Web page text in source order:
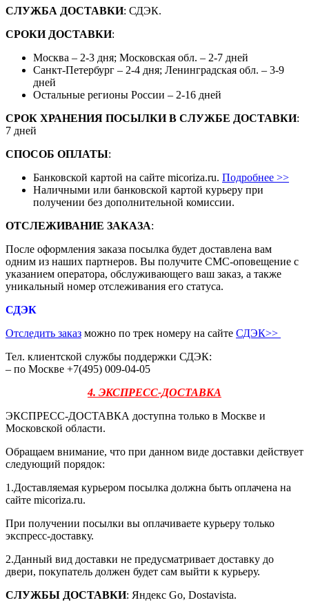
СЛУЖБА ДОСТАВКИ: СДЭК.
СРОКИ ДОСТАВКИ:
Москва – 2-3 дня; Московская обл. – 2-7 дней
Санкт-Петербург – 2-4 дня; Ленинградская обл. – 3-9
дней
Остальные регионы России – 2-16 дней
СРОК ХРАНЕНИЯ ПОСЫЛКИ В СЛУЖБЕ ДОСТАВКИ:
7 дней
СПОСОБ ОПЛАТЫ:
Банковской картой на сайте micoriza.ru. Подробнее >>
Наличными или банковской картой курьеру при
получении без дополнительной комиссии.
ОТСЛЕЖИВАНИЕ ЗАКАЗА:
После оформления заказа посылка будет доставлена вам
одним из наших партнеров. Вы получите СМС-оповещение с
указанием оператора, обслуживающего ваш заказ, а также
уникальный номер отслеживания его статуса.
СДЭК
Отследить заказ можно по трек номеру на сайте СДЭК>>
Тел. клиентской службы поддержки СДЭК:
– по Москве +7(495) 009-04-05
4. ЭКСПРЕСС-ДОСТАВКА
ЭКСПРЕСС-ДОСТАВКА доступна только в Москве и
Московской области.
Обращаем внимание, что при данном виде доставки действует
следующий порядок:
1.Доставляемая курьером посылка должна быть оплачена на
сайте micoriza.ru.
При получении посылки вы оплачиваете курьеру только
экспресс-доставку.
2.Данный вид доставки не предусматривает доставку до
двери, покупатель должен будет сам выйти к курьеру.
СЛУЖБЫ ДОСТАВКИ: Яндекс Go, Dostavista.